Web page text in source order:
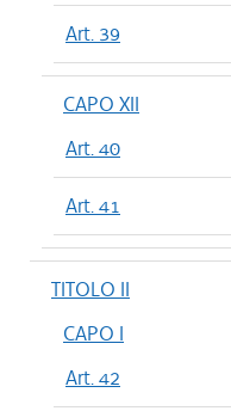
Art. 39
CAPO XII
Art. 40
Art. 41
TITOLO II
CAPO I
Art. 42